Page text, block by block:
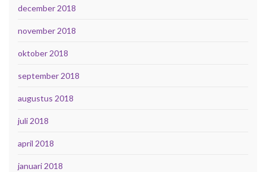
december 2018
november 2018
oktober 2018
september 2018
augustus 2018
juli 2018
april 2018
januari 2018